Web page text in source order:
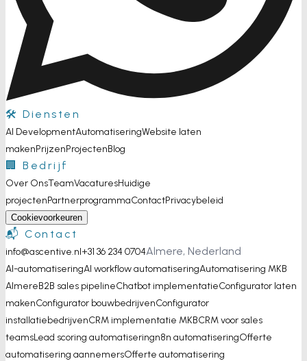
🛠️ Diensten
AI DevelopmentAutomatiseringWebsite laten
makenPrijzenProjectenBlog
🏢 Bedrijf
Over OnsTeamVacaturesHuidige
projectenPartnerprogrammaContactPrivacybeleid
Cookievoorkeuren
📬 Contact
info@ascentive.nl+31 36 234 0704Almere, Nederland
AI-automatiseringAI workflow automatiseringAutomatisering MKB
AlmereB2B sales pipelineChatbot implementatieConfigurator laten
makenConfigurator bouwbedrijvenConfigurator
installatiebedrijvenCRM implementatie MKBCRM voor sales
teamsLead scoring automatiseringn8n automatiseringOfferte
automatisering aannemersOfferte automatisering